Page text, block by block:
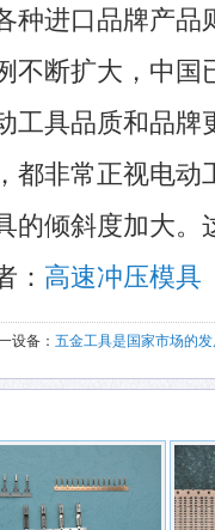
种进口品牌产品
不断扩大，中
工具品质和品牌
都非常正视电
的倾斜度加大。
： 高速冲压模具
设备： 五金工具是国家市场的